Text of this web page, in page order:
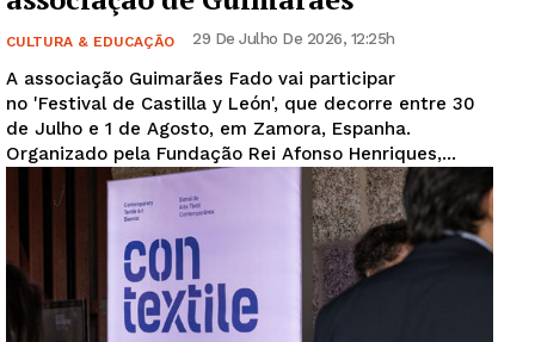
CULTURA & EDUCAÇÃO 29 De Julho De 2026, 12:25h
A associação Guimarães Fado vai participar
no 'Festival de Castilla y León', que decorre entre 30
de Julho e 1 de Agosto, em Zamora, Espanha.
Organizado pela Fundação Rei Afonso Henriques,...